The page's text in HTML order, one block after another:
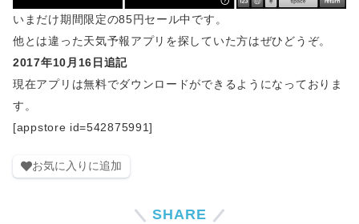
いまだけ期間限定の85円セール中です。
他とは違った天気予報アプリを探していた方はぜひどうぞ。
2017年10月16日追記
現在アプリは無料でダウンロードができるようになっておりま
す。
[appstore id=542875991]
お気に入りに追加
SHARE